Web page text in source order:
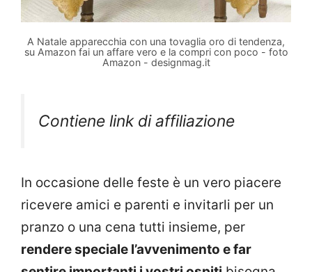
A Natale apparecchia con una tovaglia oro di tendenza,
su Amazon fai un affare vero e la compri con poco - foto
Amazon - designmag.it
Contiene link di affiliazione
In occasione delle feste è un vero piacere
ricevere amici e parenti e invitarli per un
pranzo o una cena tutti insieme, per
rendere speciale l’avvenimento e far